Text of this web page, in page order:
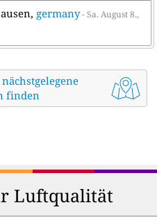
germany- Sa. August 8.,
finden
Luftqualität